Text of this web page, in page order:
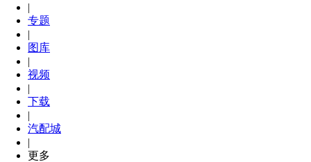
|
专题
|
图库
|
视频
|
下载
|
汽配城
|
更多